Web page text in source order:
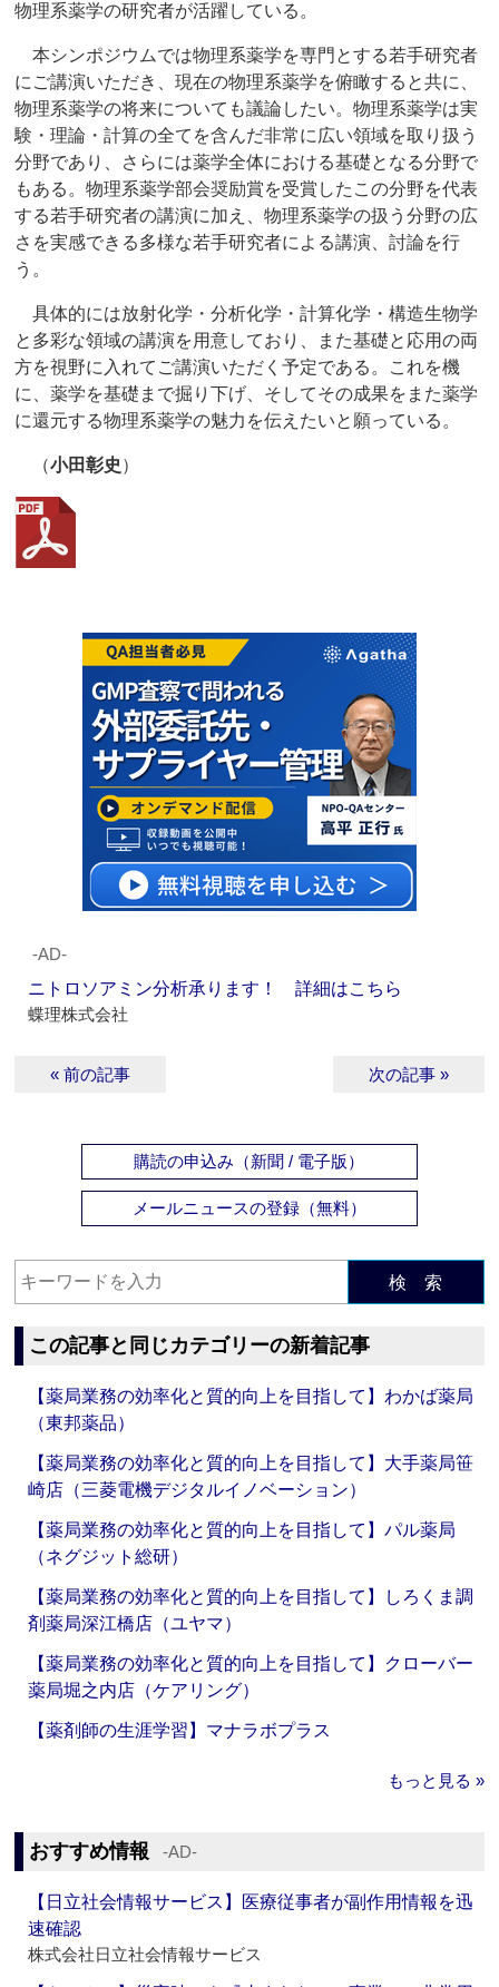
物理系薬学の研究者が活躍している。
本シンポジウムでは物理系薬学を専門とする若手研究者
にご講演いただき、現在の物理系薬学を俯瞰すると共に、
物理系薬学の将来についても議論したい。物理系薬学は実
験・理論・計算の全てを含んだ非常に広い領域を取り扱う
分野であり、さらには薬学全体における基礎となる分野で
もある。物理系薬学部会奨励賞を受賞したこの分野を代表
する若手研究者の講演に加え、物理系薬学の扱う分野の広
さを実感できる多様な若手研究者による講演、討論を行
う。
具体的には放射化学・分析化学・計算化学・構造生物学
と多彩な領域の講演を用意しており、また基礎と応用の両
方を視野に入れてご講演いただく予定である。これを機
に、薬学を基礎まで掘り下げ、そしてその成果をまた薬学
に還元する物理系薬学の魅力を伝えたいと願っている。
（小田彰史 ）
‐AD‐
ニトロソアミン分析承ります！ 詳細はこちら
蝶理株式会社
« 前の記事 次の記事 »
購読の申込み（新聞 / 電子版）
メールニュースの登録（無料）
検 索
この記事と同じカテゴリーの新着記事
【薬局業務の効率化と質的向上を目指して】わかば薬局
（東邦薬品）
【薬局業務の効率化と質的向上を目指して】大手薬局笹
崎店（三菱電機デジタルイノベーション）
【薬局業務の効率化と質的向上を目指して】パル薬局
（ネグジット総研）
【薬局業務の効率化と質的向上を目指して】しろくま調
剤薬局深江橋店（ユヤマ）
【薬局業務の効率化と質的向上を目指して】クローバー
薬局堀之内店（ケアリング）
【薬剤師の生涯学習】マナラボプラス
もっと見る »
おすすめ情報 ‐AD‐
【日立社会情報サービス】医療従事者が副作用情報を迅
速確認
株式会社日立社会情報サービス